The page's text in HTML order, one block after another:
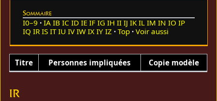
Sommaire
I0–9 IA IB IC ID IE IF IG IH II IJ IK IL IM IN IO IP
IQ IR IS IT IU IV IW IX IY IZ Top Voir aussi
Titre Personnes impliquées Copie modèle
IR